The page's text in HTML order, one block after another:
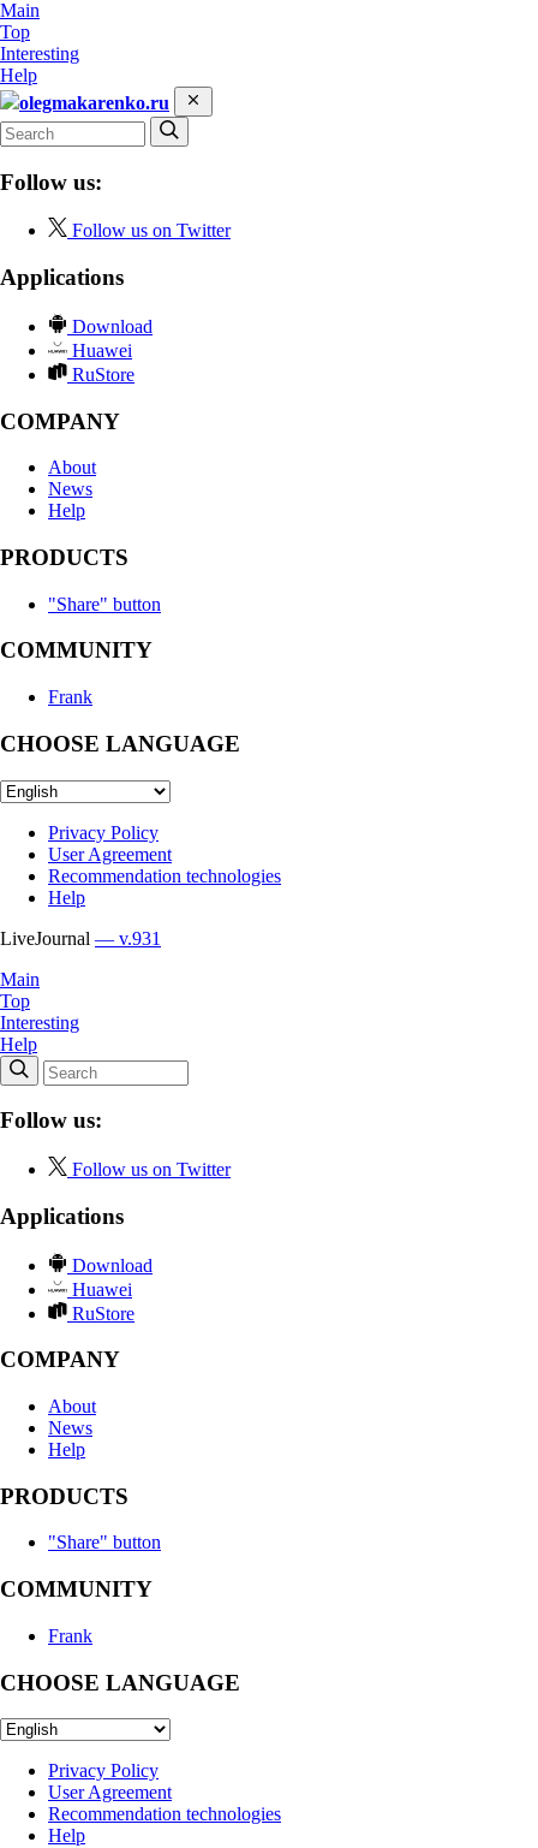
Main
Top
Interesting
Help
olegmakarenko.ru
Follow us:
Follow us on Twitter
Applications
Download
Huawei
RuStore
COMPANY
About
News
Help
PRODUCTS
"Share" button
COMMUNITY
Frank
CHOOSE LANGUAGE
Privacy Policy
User Agreement
Recommendation technologies
Help
LiveJournal — v.931
Main
Top
Interesting
Help
Follow us:
Follow us on Twitter
Applications
Download
Huawei
RuStore
COMPANY
About
News
Help
PRODUCTS
"Share" button
COMMUNITY
Frank
CHOOSE LANGUAGE
Privacy Policy
User Agreement
Recommendation technologies
Help